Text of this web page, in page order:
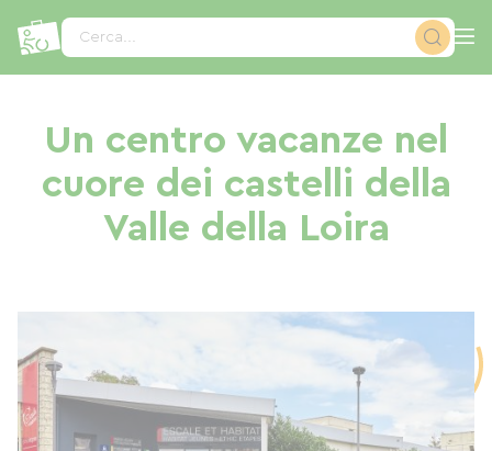
Cerca...
Un centro vacanze nel
cuore dei castelli della
Valle della Loira
Pannello di gestione dei cookies